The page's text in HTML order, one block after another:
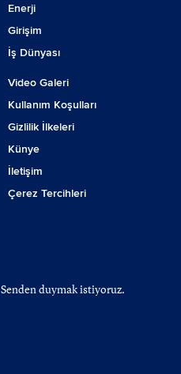
Enerji
Girişim
İş Dünyası
Video Galeri
Kullanım Koşulları
Gizlilik İlkeleri
Künye
İletişim
Çerez Tercihleri
duymak istiyoruz.